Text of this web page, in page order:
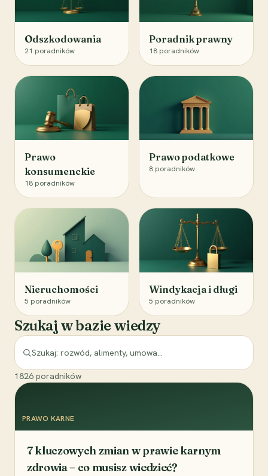
Odszkodowania
21 poradników
Poradnik prawny
18 poradników
Prawo
konsumenckie
18 poradników
Prawo podatkowe
8 poradników
Nieruchomości
5 poradników
Windykacja i długi
5 poradników
Szukaj w bazie wiedzy
1826 poradników
PRAWO KARNE
7 kluczowych zmian w prawie karnym
zdrowia – co musisz wiedzieć?